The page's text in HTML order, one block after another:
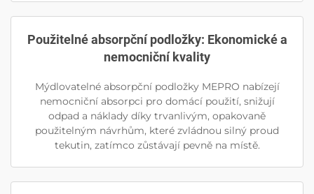
Použitelné absorpční podložky: Ekonomické a
nemocniční kvality
Mýdlovatelné absorpční podložky MEPRO nabízejí
nemocniční absorpci pro domácí použití, snižují
odpad a náklady díky trvanlivým, opakovaně
použitelným návrhům, které zvládnou silný proud
tekutin, zatímco zůstávají pevně na místě.